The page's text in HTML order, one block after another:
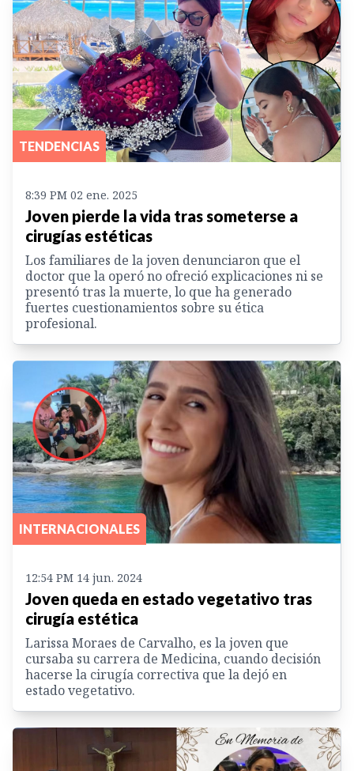
TENDENCIAS
8:39 PM 02 ene. 2025
Joven pierde la vida tras someterse a
cirugías estéticas
Los familiares de la joven denunciaron que el
doctor que la operó no ofreció explicaciones ni se
presentó tras la muerte, lo que ha generado
fuertes cuestionamientos sobre su ética
profesional.
INTERNACIONALES
12:54 PM 14 jun. 2024
Joven queda en estado vegetativo tras
cirugía estética
Larissa Moraes de Carvalho, es la joven que
cursaba su carrera de Medicina, cuando decisión
hacerse la cirugía correctiva que la dejó en
estado vegetativo.